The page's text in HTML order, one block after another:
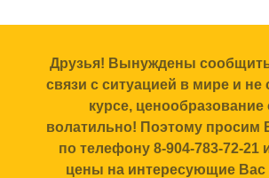
Друзья! Вынуждены
связи с ситуацией в мире и не
курсе, ценообразование
волатильно! Поэтому просим
по телефону 8-904-783-72-21
цены на интересующие Вас